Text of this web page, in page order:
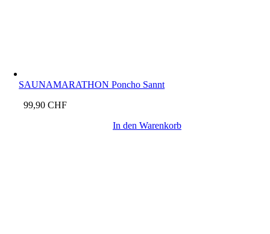
SAUNAMARATHON Poncho Sannt
99,90CHF
In den Warenkorb